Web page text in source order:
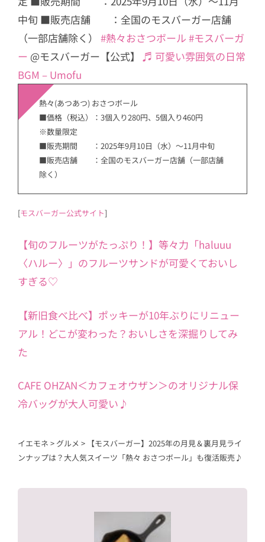
中旬 ■販売店舗 ：全国のモスバーガー店舗
（一部店舗除く） #熱々おさつボール #モスバーガ
ー @モスバーガー【公式】 ♬ 可愛い雰囲気の日常
BGM – Umofu
熱々(あつあつ) おさつボール
■価格（税込）：3個入り280円、5個入り460円
※数量限定
■販売期間 ：2025年9月10日（水）～11月中旬
■販売店舗 ：全国のモスバーガー店舗（一部店舗
除く）
[モスバーガー公式サイト]
【旬のフルーツがたっぷり！】等々力「haluuu
〈ハルー〉」のフルーツサンドが可愛くておいし
すぎる♡
【新旧食べ比べ】ポッキーが10年ぶりにリニュー
アル！どこが変わった？おいしさを深掘りしてみ
た
CAFE OHZAN＜カフェオウザン＞のオリジナル保
冷バッグが大人可愛い♪
イエモネ > グルメ > 【モスバーガー】2025年の月見＆裏月見ライ
ンナップは？大人気スイーツ「熱々 おさつボール」も復活販売♪